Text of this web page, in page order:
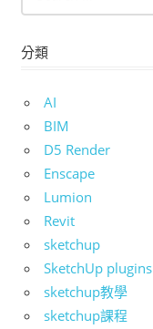
分類
AI
BIM
D5 Render
Enscape
Lumion
Revit
sketchup
SketchUp plugins
sketchup教學
sketchup課程